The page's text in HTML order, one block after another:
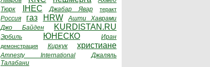
Тюрк
IHEC Джабар Явар теракт
Россия газ HRW
Ашти Хаврами
Джо Байден
KURDISTAN.RU
Эрбиль ЮНЕСКО Иран
демонстрация Киркук христиане
Amnesty International
Джаляль
Талабани